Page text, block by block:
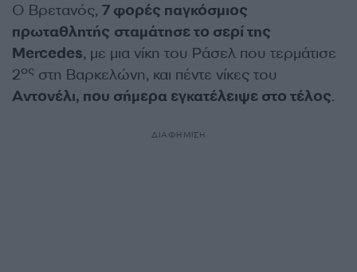
Ο Βρετανός, 7 φορές παγκόσμιος
πρωταθλητής σταμάτησε το σερί της
Mercedes, με μια νίκη του Ράσελ που τερμάτισε
2ος στη Βαρκελώνη, και πέντε νίκες του
Αντονέλι, που σήμερα εγκατέλειψε στο τέλος.
ΔΙΑΦΗΜΙΣΗ